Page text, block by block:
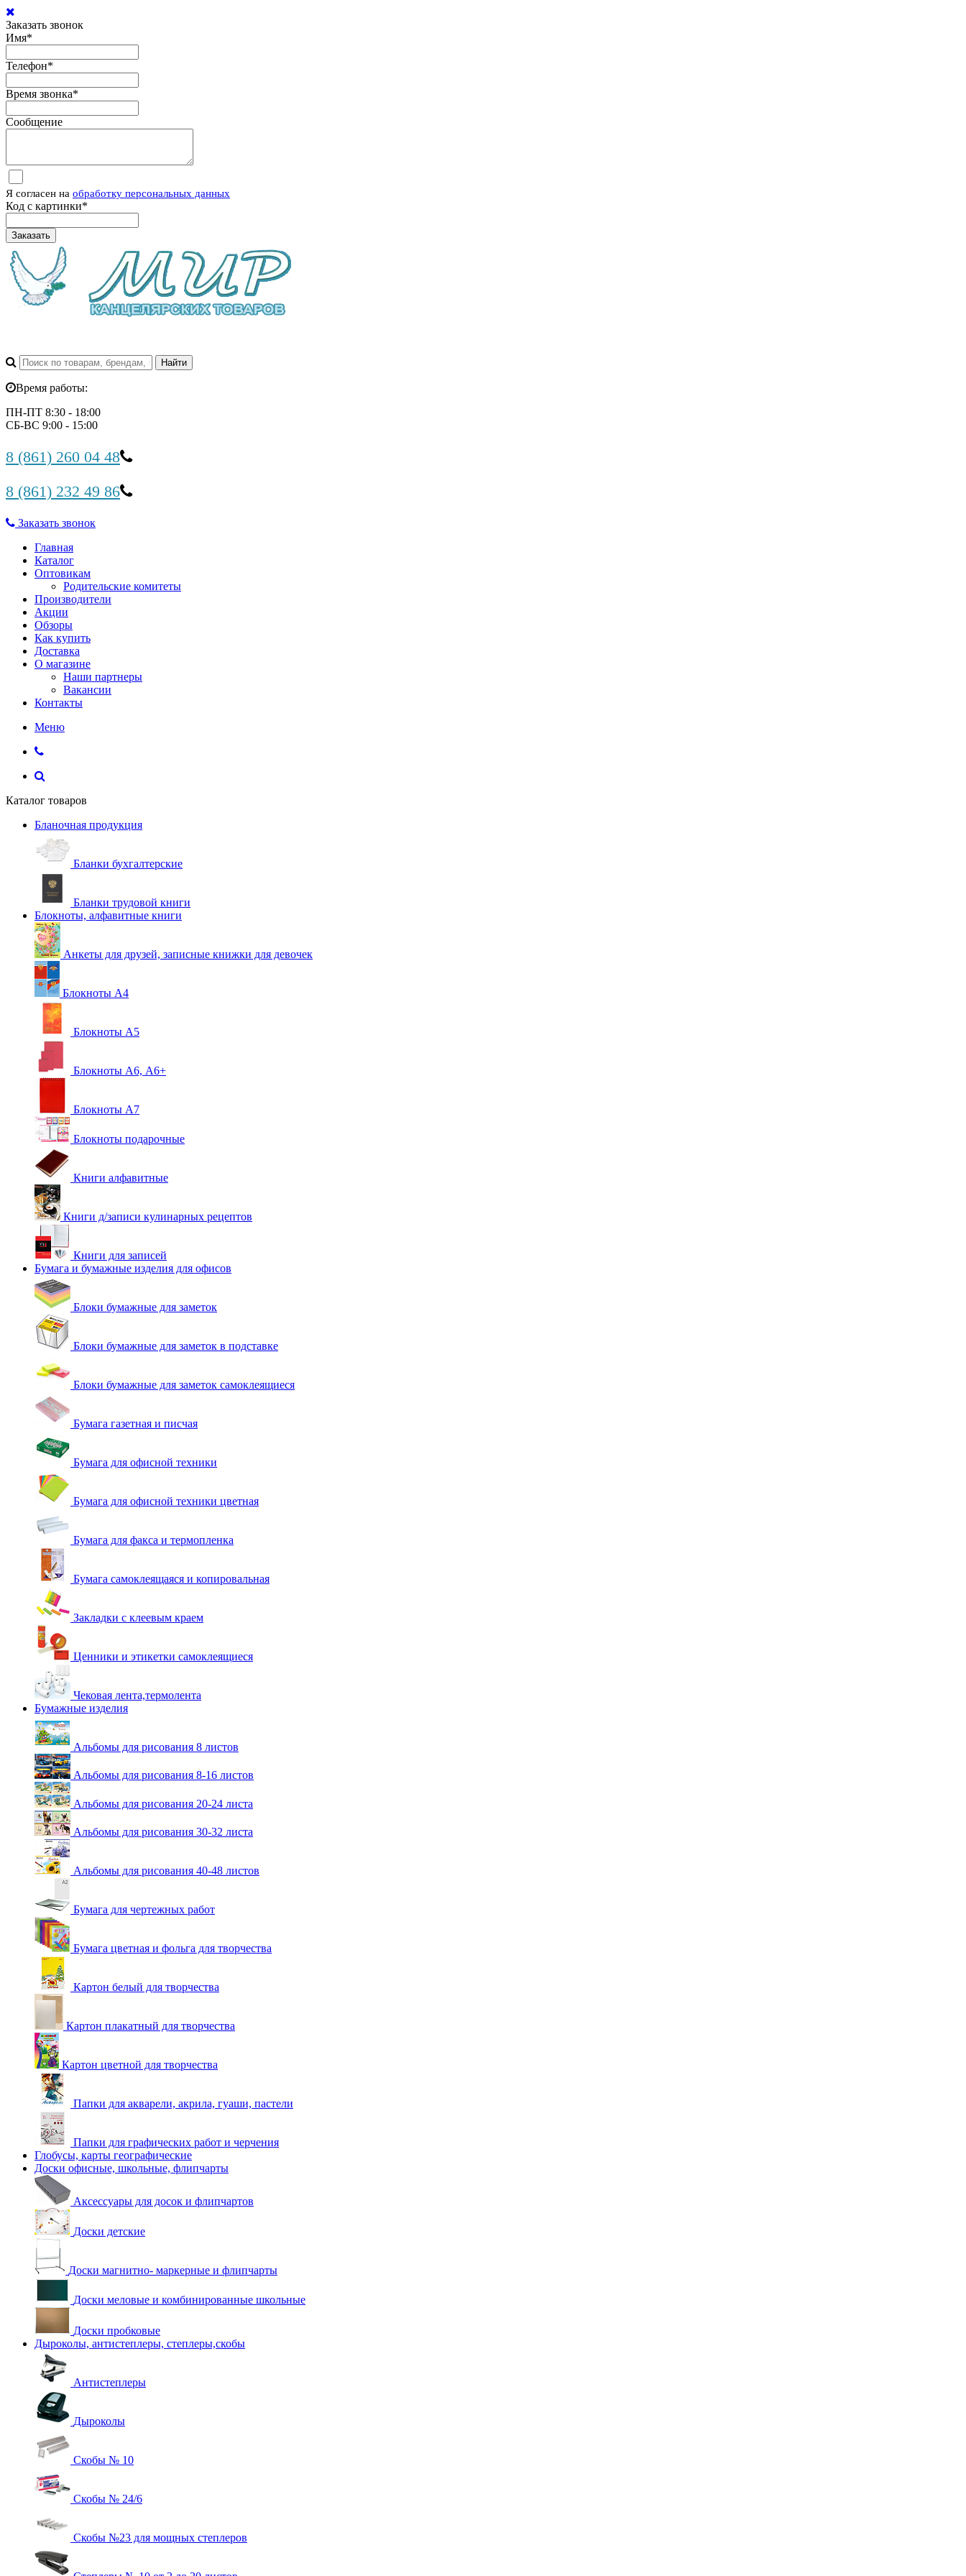
Заказать звонок
Имя*
Телефон*
Время звонка*
Сообщение
Я согласен на обработку персональных данных
Код с картинки*
Заказать
Время работы:
ПН-ПТ 8:30 - 18:00
СБ-ВС 9:00 - 15:00
8 (861) 260 04 48
8 (861) 232 49 86
Заказать звонок
Главная
Каталог
Оптовикам
Родительские комитеты
Производители
Акции
Обзоры
Как купить
Доставка
О магазине
Наши партнеры
Вакансии
Контакты
Меню
Каталог товаров
Бланочная продукция
Бланки бухгалтерские
Бланки трудовой книги
Блокноты, алфавитные книги
Анкеты для друзей, записные книжки для девочек
Блокноты А4
Блокноты А5
Блокноты А6, А6+
Блокноты А7
Блокноты подарочные
Книги алфавитные
Книги д/записи кулинарных рецептов
Книги для записей
Бумага и бумажные изделия для офисов
Блоки бумажные для заметок
Блоки бумажные для заметок в подставке
Блоки бумажные для заметок самоклеящиеся
Бумага газетная и писчая
Бумага для офисной техники
Бумага для офисной техники цветная
Бумага для факса и термопленка
Бумага самоклеящаяся и копировальная
Закладки с клеевым краем
Ценники и этикетки самоклеящиеся
Чековая лента,термолента
Бумажные изделия
Альбомы для рисования 8 листов
Альбомы для рисования 8-16 листов
Альбомы для рисования 20-24 листа
Альбомы для рисования 30-32 листа
Альбомы для рисования 40-48 листов
Бумага для чертежных работ
Бумага цветная и фольга для творчества
Картон белый для творчества
Картон плакатный для творчества
Картон цветной для творчества
Папки для акварели, акрила, гуаши, пастели
Папки для графических работ и черчения
Глобусы, карты географические
Доски офисные, школьные, флипчарты
Аксессуары для досок и флипчартов
Доски детские
Доски магнитно- маркерные и флипчарты
Доски меловые и комбинированные школьные
Доски пробковые
Дыроколы, антистеплеры, степлеры,скобы
Антистеплеры
Дыроколы
Скобы № 10
Скобы № 24/6
Скобы №23 для мощных степлеров